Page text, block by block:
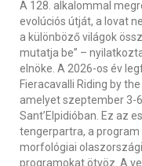
A 128. alkalommal
evolúciós útját, a lovat
a különböző világok
mutatja be” –
elnöke. A 2026-os év
Fieracavalli Riding by
amelyet szeptember 3-
Sant’Elpidióban. Ez az
tengerpartra, a
morfológiai
programokat ötvöz. A